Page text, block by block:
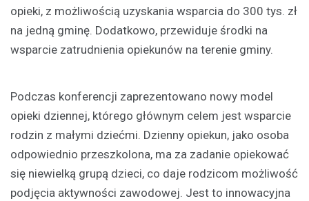
opieki, z możliwością uzyskania wsparcia do 300 tys. zł
na jedną gminę. Dodatkowo, przewiduje środki na
wsparcie zatrudnienia opiekunów na terenie gminy.
Podczas konferencji zaprezentowano nowy model
opieki dziennej, którego głównym celem jest wsparcie
rodzin z małymi dziećmi. Dzienny opiekun, jako osoba
odpowiednio przeszkolona, ma za zadanie opiekować
się niewielką grupą dzieci, co daje rodzicom możliwość
podjęcia aktywności zawodowej. Jest to innowacyjna